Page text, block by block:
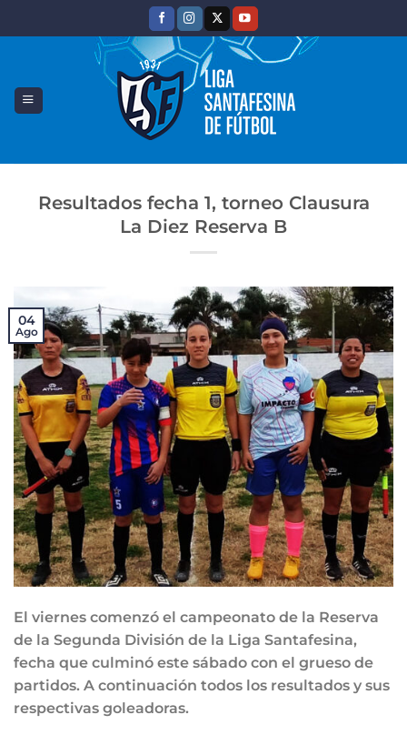
Resultados fecha 1, torneo Clausura
La Diez Reserva B
04
Ago
El viernes comenzó el campeonato de la Reserva
de la Segunda División de la Liga Santafesina,
fecha que culminó este sábado con el grueso de
partidos. A continuación todos los resultados y sus
respectivas goleadoras.